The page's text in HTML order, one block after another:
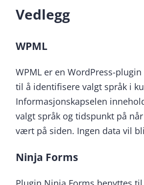
Vedlegg
WPML
WPML er en WordPress-
til å identifisere valgt språk i
Informasjonskapselen
valgt språk og tidspunkt på
vært på siden. Ingen data vil
Ninja Forms